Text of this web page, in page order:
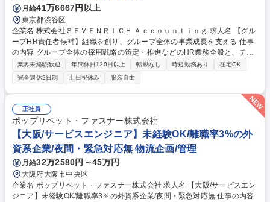
月給41万6667円以上
東京都渋谷区
企業名 株式会社ＳＥＶＥＮＲＩＣＨ Ａｃｃｏｕｎｔｉｎｇ 求人名 【グル
ープHR責任者候補】組織を創り、グループ全体の事業成長を支える 仕事
の内容 グループ全体の採用戦略の策定・推進などのHR業務全般と、チー
ムのマネジメントをメインに、急成長を続ける当グループにおいて、グル
ープ横断の人事チームの立ち上げを採用の側面からリードしつつ、抜擢配
置、組織 開発などの施策を推進していただきます。 【詳細】 【1】経
営・事業戦略と連動したHR戦略の推進（上流工程） 【2】採用活動のリ
ード 【3】組織開発・人事企画 募集職種 【グループHR責任者候補】組織
を創り、グループ全体の事業成長を支える
業界未経験歓迎 年間休日120日以上 転勤なし 時短勤務あり
在宅OK
完全週休2日制
土日祝休み 服装自由
正社員
ポップリベット・ファスナー株式会社
【大阪/サービスエンジニア】未経験OK/離職率3%の外
資系企業/夜間・緊急対応無 物流企画/管理
月給32万2580円～45万円
大阪府大阪市中央区
企業名 ポップリベット・ファスナー株式会社 求人名 【大阪/サービスエン
ジニア】未経験OK/離職率3％の外資系企業/夜間・緊急対応無 仕事の内容